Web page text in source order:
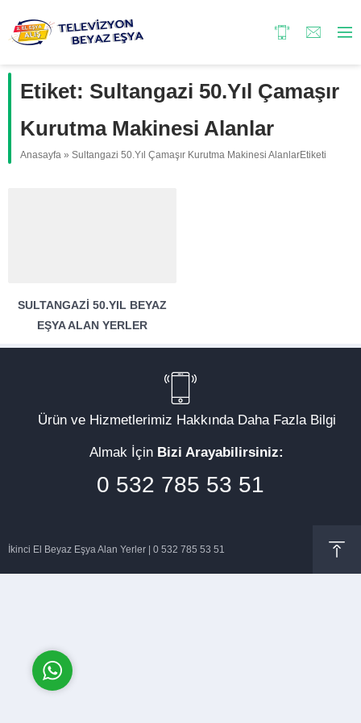
Etiket: Sultangazi 50.Yıl Çamaşır
Kurutma Makinesi Alanlar
Anasayfa » Sultangazi 50.Yıl Çamaşır Kurutma Makinesi AlanlarEtiketi
SULTANGAZI 50.YIL BEYAZ
EŞYA ALAN YERLER
Ürün ve Hizmetlerimiz Hakkında Daha Fazla Bilgi
Almak İçin Bizi Arayabilirsiniz:
0 532 785 53 51
İkinci El Beyaz Eşya Alan Yerler | 0 532 785 53 51